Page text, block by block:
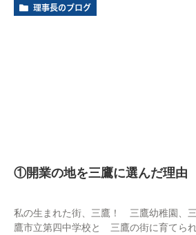
理事長のブログ
①開業の地を三鷹に選んだ理由
私の生まれた街、三鷹！ 三鷹幼稚園、
鷹市立第四中学校と 三鷹の街に育てら